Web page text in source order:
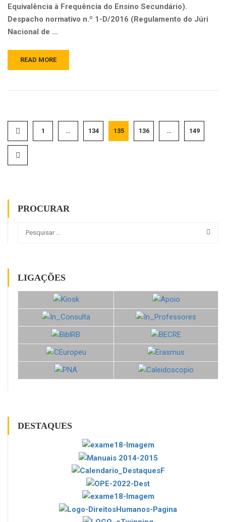
Equivalência à Frequência do Ensino Secundário).
Despacho normativo n.º 1-D/2016 (Regulamento do Júri
Nacional de …
READ MORE
1 … 134 135 136 … 149
PROCURAR
LIGAÇÕES
DESTAQUES